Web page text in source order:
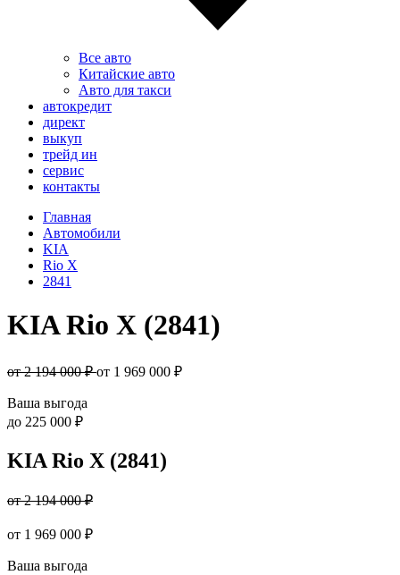
Все авто
Китайские авто
Авто для такси
автокредит
директ
выкуп
трейд ин
сервис
контакты
Главная
Автомобили
KIA
Rio X
2841
KIA Rio X (2841)
от 2 194 000 ₽от 1 969 000 ₽
Ваша выгода
до 225 000 ₽
KIA Rio X (2841)
от 2 194 000 ₽
от 1 969 000 ₽
Ваша выгода